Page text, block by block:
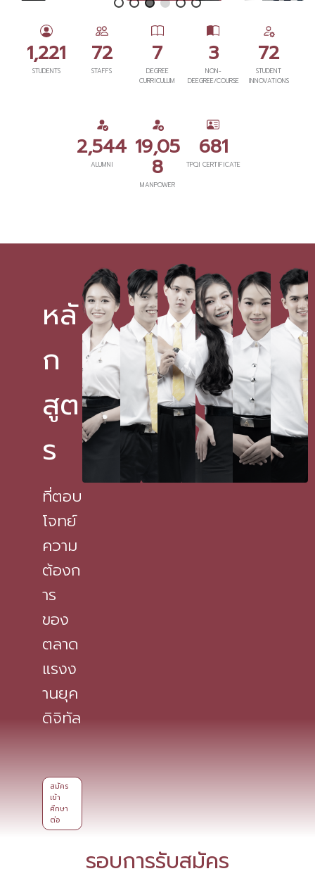
1,221
STUDENTS
72
STAFFS
7
DEGREE
CURRICULUM
3
NON-
DEEGREE/COURSE
72
STUDENT
INNOVATIONS
2,544
ALUMNI
19,05
8
MANPOWER
681
TPQI CERTIFICATE
หลั
ก
สูต
ร
ที่ตอบ
โจทย์
ความ
ต้องก
าร
ของ
ตลาด
แรงง
านยุค
ดิจิทัล
สมัคร
เข้า
ศึกษา
ต่อ
รอบการรับสมัคร